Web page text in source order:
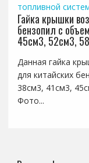
топливной
Гайка крышки
бензопил с
45см3, 52см3,
Данная гайка
для китайских
38см3, 41см3,
Фото...